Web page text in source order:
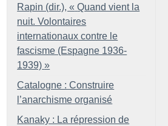
Rapin (dir.), « Quand vient la
nuit. Volontaires
internationaux contre le
fascisme (Espagne 1936-
1939) »
Catalogne : Construire
l’anarchisme organisé
Kanaky : La répression de